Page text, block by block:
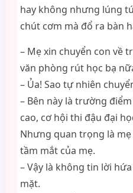
hay không nhưng lúng
chút cơm mà đổ ra bàn
– Mẹ xin chuyển con về
văn phòng rút học bạ
– Ủa! Sao tự nhiên
– Bên này là trường
cao, cơ hội thi đậu đại
Nhưng quan trọng là
tầm mắt của mẹ.
– Vậy là không tin lời
mặt.